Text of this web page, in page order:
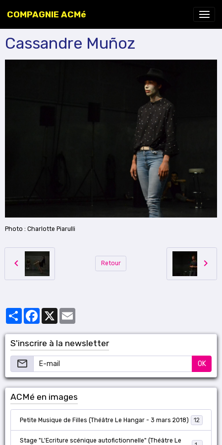
COMPAGNIE ACMé
Cassandre Muñoz
Photo : Charlotte Piarulli
Retour
PartagerFacebook
X
S'inscrire à la newsletter
OK
ACMé en images
Petite Musique de Filles (Théâtre Le Hangar - 3 mars 2018) 12
Stage "L'Ecriture scénique autofictionnelle" (Théâtre Le